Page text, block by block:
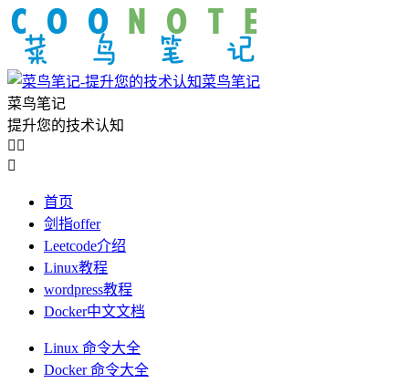
菜鸟笔记
菜鸟笔记
提升您的技术认知
 

首页
剑指offer
Leetcode介绍
Linux教程
wordpress教程
Docker中文文档
Linux 命令大全
Docker 命令大全